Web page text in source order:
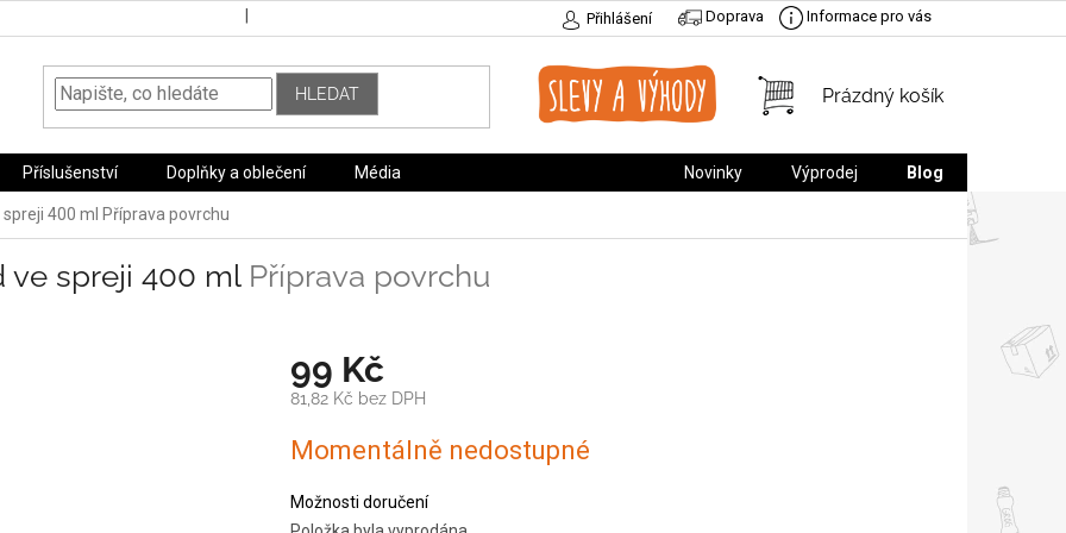
Přihlášení Doprava Informace pro vás
HLEDAT
NÁKUPNÍ
Prázdný košík
Příslušenství Doplňky a oblečení Média Novinky Výprodej Blog
400 ml Příprava povrchu
ve spreji 400 ml Příprava povrchu
99 Kč
81,82 Kč bez DPH
cena:
Momentálně nedostupné
Možnosti doručení